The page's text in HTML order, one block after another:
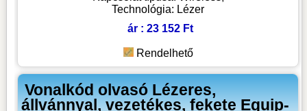
Technológia: Lézer
ár : 23 152 Ft
Rendelhető
Vonalkód olvasó Lézeres,
állvánnyal, vezetékes, fekete Equip-